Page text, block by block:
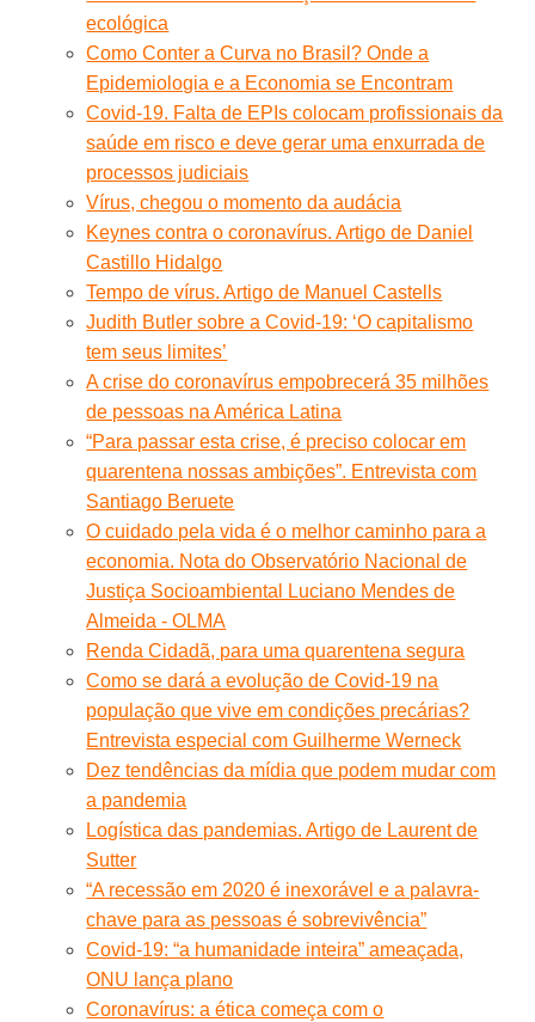
ecológica
Como Conter a Curva no Brasil? Onde a
Epidemiologia e a Economia se Encontram
Covid-19. Falta de EPIs colocam profissionais da
saúde em risco e deve gerar uma enxurrada de
processos judiciais
Vírus, chegou o momento da audácia
Keynes contra o coronavírus. Artigo de Daniel
Castillo Hidalgo
Tempo de vírus. Artigo de Manuel Castells
Judith Butler sobre a Covid-19: ‘O capitalismo
tem seus limites’
A crise do coronavírus empobrecerá 35 milhões
de pessoas na América Latina
“Para passar esta crise, é preciso colocar em
quarentena nossas ambições”. Entrevista com
Santiago Beruete
O cuidado pela vida é o melhor caminho para a
economia. Nota do Observatório Nacional de
Justiça Socioambiental Luciano Mendes de
Almeida - OLMA
Renda Cidadã, para uma quarentena segura
Como se dará a evolução de Covid-19 na
população que vive em condições precárias?
Entrevista especial com Guilherme Werneck
Dez tendências da mídia que podem mudar com
a pandemia
Logística das pandemias. Artigo de Laurent de
Sutter
“A recessão em 2020 é inexorável e a palavra-
chave para as pessoas é sobrevivência”
Covid-19: “a humanidade inteira” ameaçada,
ONU lança plano
Coronavírus: a ética começa com o